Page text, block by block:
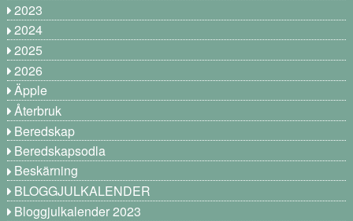
2023
2024
2025
2026
Äpple
Återbruk
Beredskap
Beredskapsodla
Beskärning
BLOGGJULKALENDER
Bloggjulkalender 2023